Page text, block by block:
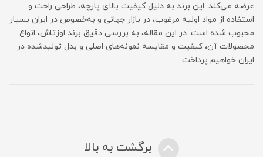
عرضه می‌کند. این برند به دلیل کیفیت بالای پارچه، طراحی راحت و
استفاده از مواد اولیه مرغوب، در بازار جهانی و به‌خصوص در ایران بسیار
محبوب شده است. در این مقاله، به بررسی دقیق برند اوزتاش، انواع
محصولات آن، کیفیت و مقایسه نمونه‌های اصلی و بدل تولیدشده در
ایران خواهیم پرداخت.
برگشت به بالا